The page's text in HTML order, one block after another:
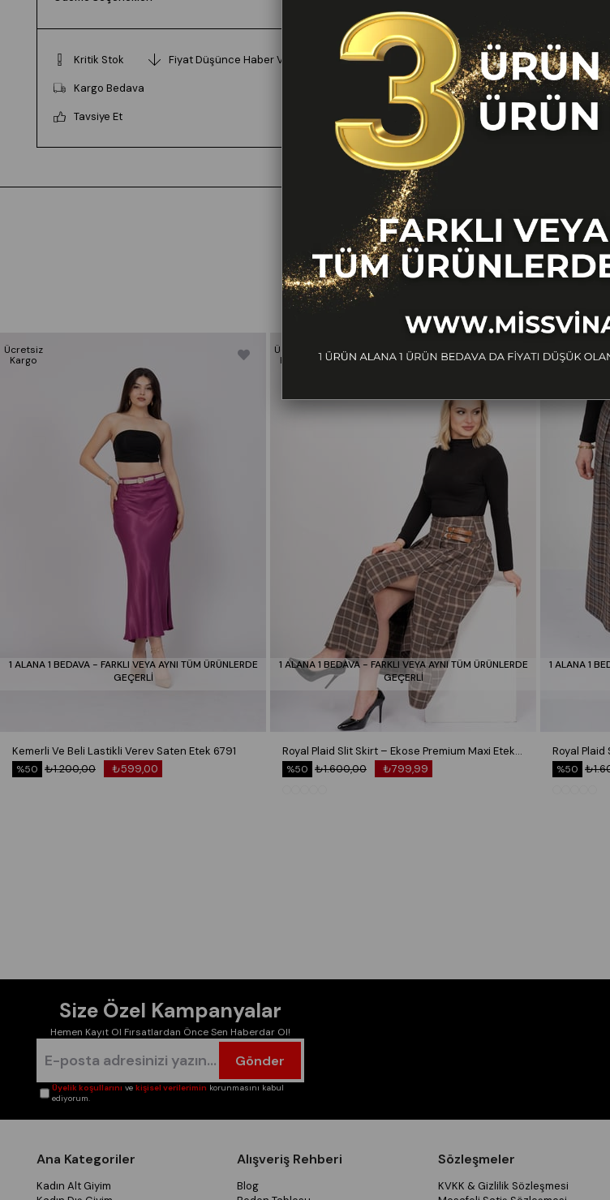
gösterebilir.
Daha rahat kalıp isteyenler bir beden büyük
tercih edebilir.
Kritik Stok Fiyat Düşünce Haber Ver
Kargo Bedava
Tavsiye Et
BENZER
1 ALANA 1 BEDAVA - FARKLI VEYA AYNI TÜM ÜRÜNLERDE
GEÇERLİ
Kemerli Ve Beli Lastikli Verev Saten Etek 6791
₺599,00
₺1.200,00
%50
Ücretsiz
Kargo
1 ALANA 1 BEDAVA - FARKLI VEYA AYNI TÜM ÜRÜNLERDE
GEÇERLİ
Royal Plaid Slit Skirt – Ekose Premium Maxi Etek 6831
₺799,99
₺1.600,00
%50
Ücretsiz
Kargo
1 ALANA 1
%50
Ücretsiz
Kargo
Size Özel Kampanyalar
Hemen Kayıt Ol Fırsatlardan Önce Sen Haberdar Ol!
Gönder
Üyelik koşullarını vekişisel verilerimin korunmasını kabul
ediyorum.
Ana Kategoriler
Kadın Alt Giyim
Alışveriş Rehberi
Blog
Sözleşmeler
KVKK & Gizlilik Sözleşmesi